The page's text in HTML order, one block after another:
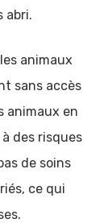
abri.
animaux
sans accès
animaux en
des risques
de soins
ce qui